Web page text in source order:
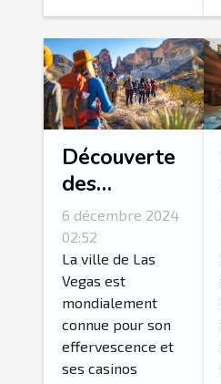
Découverte
des
merveilles
naturelles
autour de
Las Vegas
en excursion
guidée
6 décembre 2024
02:52
La ville de Las
Vegas est
mondialement
connue pour son
effervescence et
ses casinos